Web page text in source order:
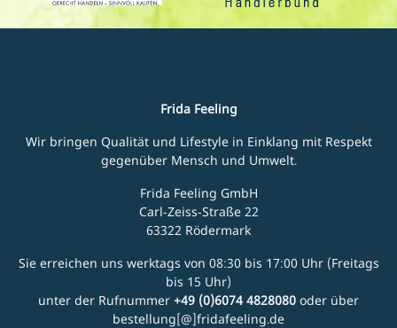
Frida Feeling
Wir bringen Qualität und Lifestyle in Einklang mit Respekt
gegenüber Mensch und Umwelt.
Frida Feeling GmbH
Carl-Zeiss-Straße 22
63322 Rödermark
Sie erreichen uns werktags von 08:30 bis 17:00 Uhr (Freitags
bis 15 Uhr)
unter der Rufnummer +49 (0)6074 4828080 oder über
bestellung[@]fridafeeling.de